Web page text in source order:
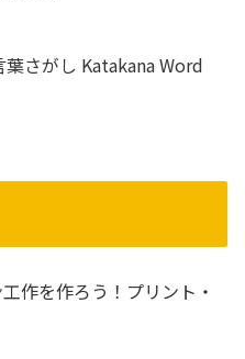
Katakana Word
作を作ろう！プリント・